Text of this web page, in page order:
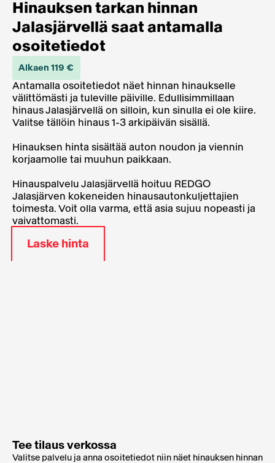
Hinauksen tarkan hinnan
Jalasjärvellä saat antamalla
osoitetiedot
Alkaen 119 €
Antamalla osoitetiedot näet hinnan hinaukselle
välittömästi ja tuleville päiville. Edullisimmillaan
hinaus Jalasjärvellä on silloin, kun sinulla ei ole kiire.
Valitse tällöin hinaus 1-3 arkipäivän sisällä.
Hinauksen hinta sisältää auton noudon ja viennin
korjaamolle tai muuhun paikkaan.
Hinauspalvelu Jalasjärvellä hoituu REDGO
Jalasjärven kokeneiden hinausautonkuljettajien
toimesta. Voit olla varma, että asia sujuu nopeasti ja
vaivattomasti.
Laske hinta
Tee tilaus verkossa
Valitse palvelu ja anna osoitetiedot niin näet hinauksen hinnan